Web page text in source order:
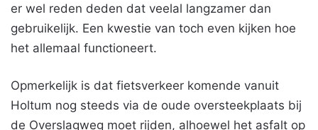
er wel reden deden dat veelal langzamer dan
gebruikelijk. Een kwestie van toch even kijken hoe
het allemaal functioneert.
Opmerkelijk is dat fietsverkeer komende vanuit
Holtum nog steeds via de oude oversteekplaats bij
de Overslagweg moet rijden, alhoewel het asfalt op